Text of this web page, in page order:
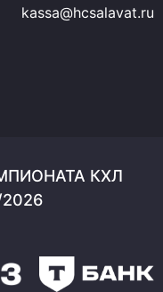
kassa@hcsalavat.ru
КХЛ